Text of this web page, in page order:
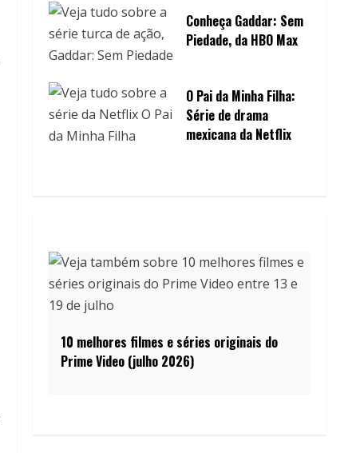
Conheça Gaddar: Sem
Piedade, da HBO Max
O Pai da Minha Filha:
Série de drama
mexicana da Netflix
10 melhores filmes e séries originais do
Prime Video (julho 2026)